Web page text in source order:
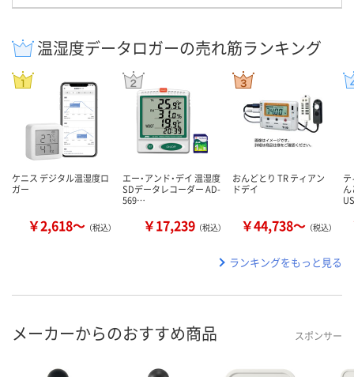
温湿度データロガーの売れ筋ランキング
ケニス デジタル温湿度ロ
ガー
￥2,618～ （税込）
エー・アンド・デイ 温湿度
SDデータレコーダー AD-
569…
￥17,239 （税込）
おんどとり TR ティアン
ドデイ
￥44,738～ （税込）
テ
ランキングをもっと見る
メーカーからのおすすめ商品 スポンサー